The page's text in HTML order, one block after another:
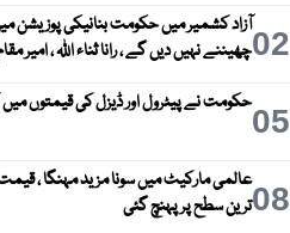
02آزاد کشمیر میں حکومت بنانیکی پوزیشن
چھیننے نہیں دیں گے ، رانا ثناء اللہ ، امیر
05حکومت نے پیٹرول اور ڈیزل کی قیمتوں
08ترین سطح پر پہنچ گئی